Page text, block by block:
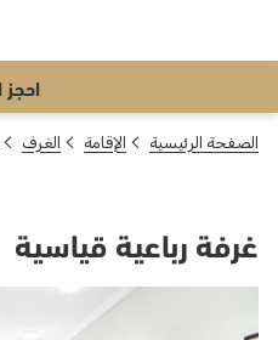
احجز
الصفحة الرئيسية الإقامة الغرف
غرفة رباعية قياسية